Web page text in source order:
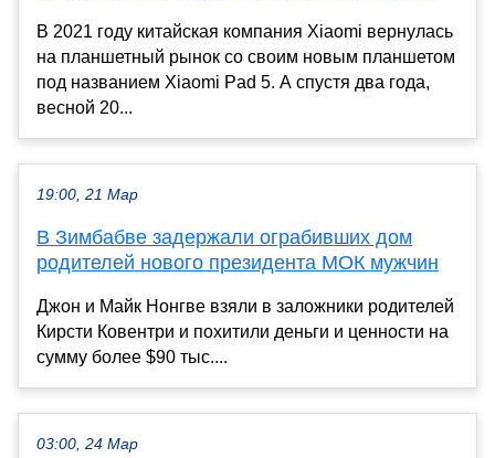
В 2021 году китайская компания Xiaomi вернулась
на планшетный рынок со своим новым планшетом
под названием Xiaomi Pad 5. А спустя два года,
весной 20...
19:00, 21 Мар
В Зимбабве задержали ограбивших дом
родителей нового президента МОК мужчин
Джон и Майк Нонгве взяли в заложники родителей
Кирсти Ковентри и похитили деньги и ценности на
сумму более $90 тыс....
03:00, 24 Мар